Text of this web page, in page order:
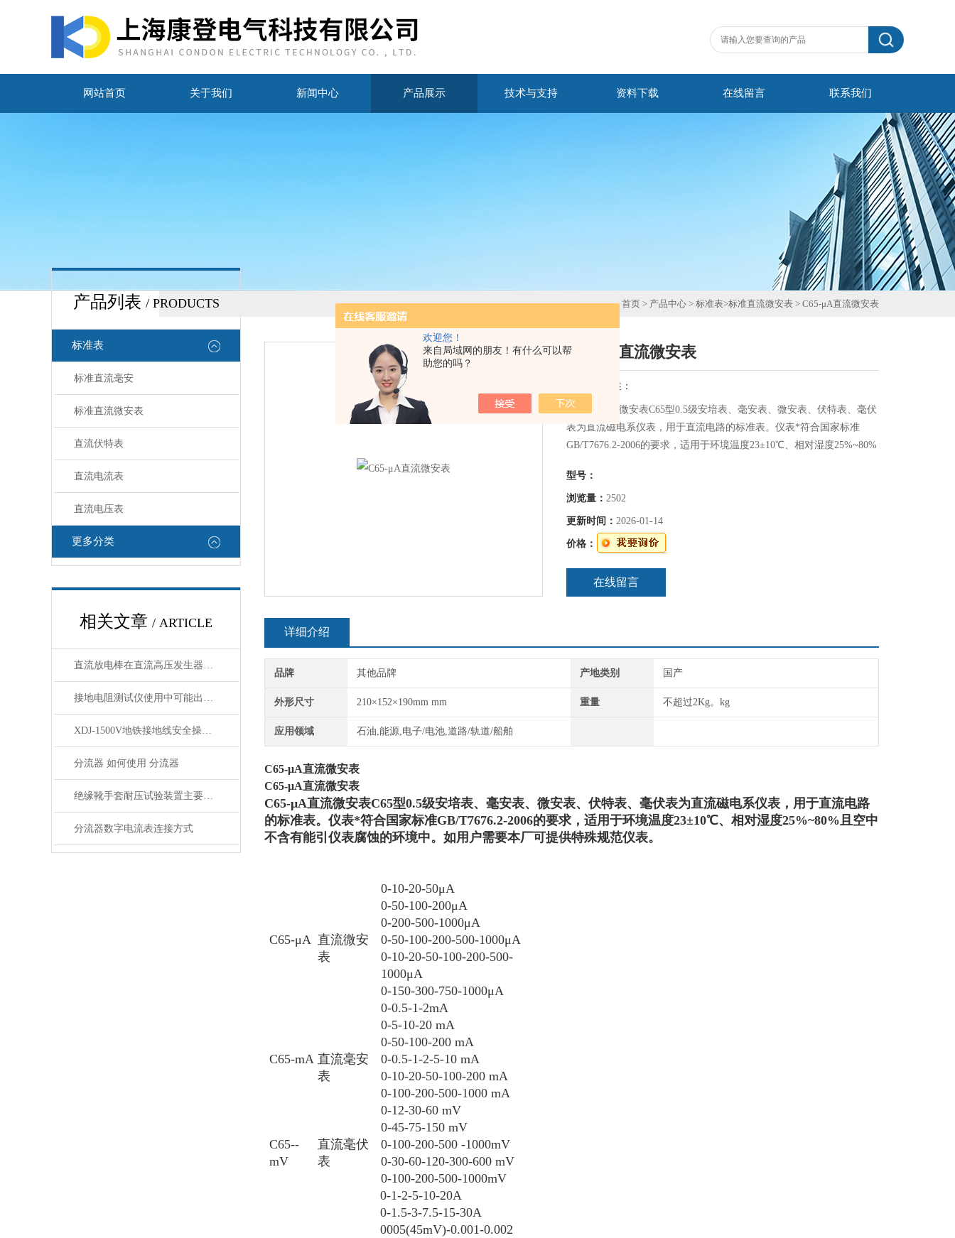
欢迎您！
来自局域网的朋友！有什么可以帮
助您的吗？
网站首页 关于我们 新闻中心 产品展示 技术与支持 资料下载 在线留言 联系我们
产品列表 / PRODUCTS
标准表
标准直流毫安
标准直流微安表
直流伏特表
直流电流表
直流电压表
更多分类
相关文章 / ARTICLE
直流放电棒在直流高压发生器中的作用
接地电阻测试仪使用中可能出现的问题 如何解决
XDJ-1500V地铁接地线安全操作方法
分流器 如何使用 分流器
绝缘靴手套耐压试验装置主要特点技术参数上海康登电气科技有限公司
分流器数字电流表连接方式
首页 > 产品中心 > 标准表>标准直流微安表 > C65-μA直流微安表
C65-μA直流微安表
简要描述：
C65-μA直流微安表C65型0.5级安培表、毫安表、微安表、伏特表、毫伏
表为直流磁电系仪表，用于直流电路的标准表。仪表*符合国家标准
GB/T7676.2-2006的要求，适用于环境温度23±10℃、相对湿度25%~80%
仪表。
型号：
浏览量： 2502
更新时间： 2026-01-14
价格：
在线留言
详细介绍
品牌 其他品牌 产地类别 国产
外形尺寸 210×152×190mm mm 重量 不超过2Kg。kg
应用领域 石油,能源,电子/电池,道路/轨道/船舶
C65-μA直流微安表
C65-μA直流微安表
C65-μA直流微安表C65型0.5级安培表、毫安表、微安表、伏特表、毫伏表为直流磁电系仪表，用于直流电路
的标准表。仪表*符合国家标准GB/T7676.2-2006的要求，适用于环境温度23±10℃、相对湿度25%~80%且空中
不含有能引仪表腐蚀的环境中。如用户需要本厂可提供特殊规范仪表。
C65-μA 直流微安
表
0-10-20-50μA
0-50-100-200μA
0-200-500-1000μA
0-50-100-200-500-1000μA
0-10-20-50-100-200-500-
1000μA
0-150-300-750-1000μA
C65-mA 直流毫安
表
0-0.5-1-2mA
0-5-10-20 mA
0-50-100-200 mA
0-0.5-1-2-5-10 mA
0-10-20-50-100-200 mA
0-100-200-500-1000 mA
C65--
mV
直流毫伏
表
0-12-30-60 mV
0-45-75-150 mV
0-100-200-500 -1000mV
0-30-60-120-300-600 mV
0-100-200-500-1000mV
0-1-2-5-10-20A
0-1.5-3-7.5-15-30A
0005(45mV)-0.001-0.002